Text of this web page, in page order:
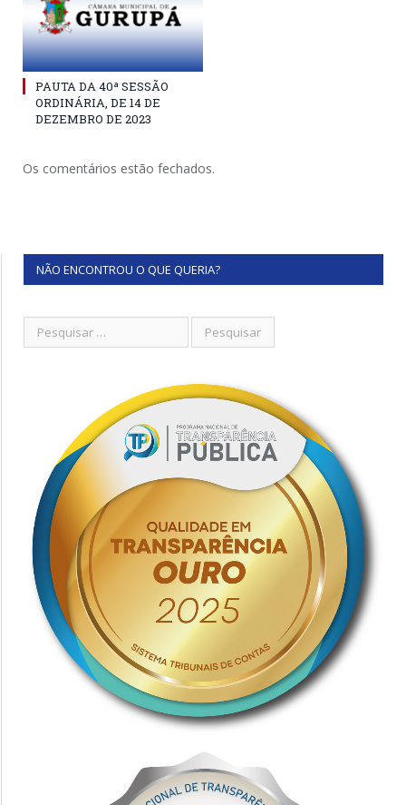
PAUTA DA 40ª SESSÃO
ORDINÁRIA, DE 14 DE
DEZEMBRO DE 2023
Os comentários estão fechados.
NÃO ENCONTROU O QUE QUERIA?